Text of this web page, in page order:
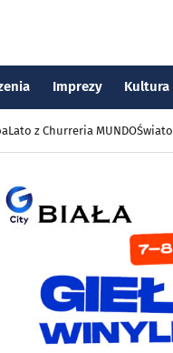
Imprezy Kultura
Lato z Churreria MUNDO